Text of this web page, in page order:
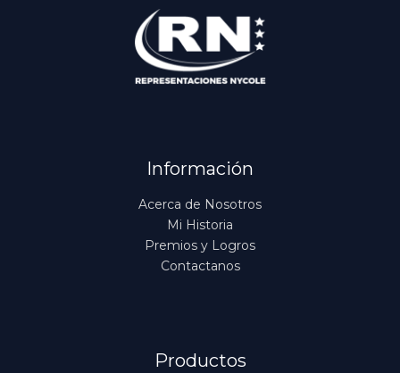
Información
Acerca de Nosotros
Mi Historia
Premios y Logros
Contactanos
Productos